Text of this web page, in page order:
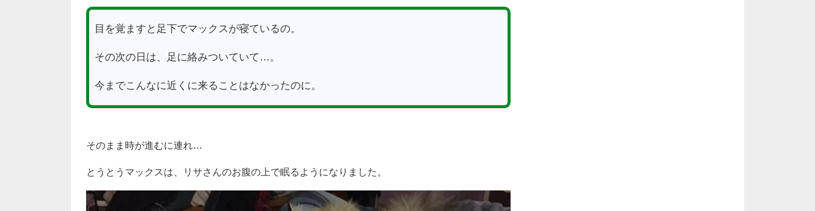
目を覚ますと足下でマックスが寝ているの。
その次の日は、足に絡みついていて…。
今までこんなに近くに来ることはなかったのに。
そのまま時が進むに連れ…
とうとうマックスは、リサさんのお腹の上で眠るようになりました。